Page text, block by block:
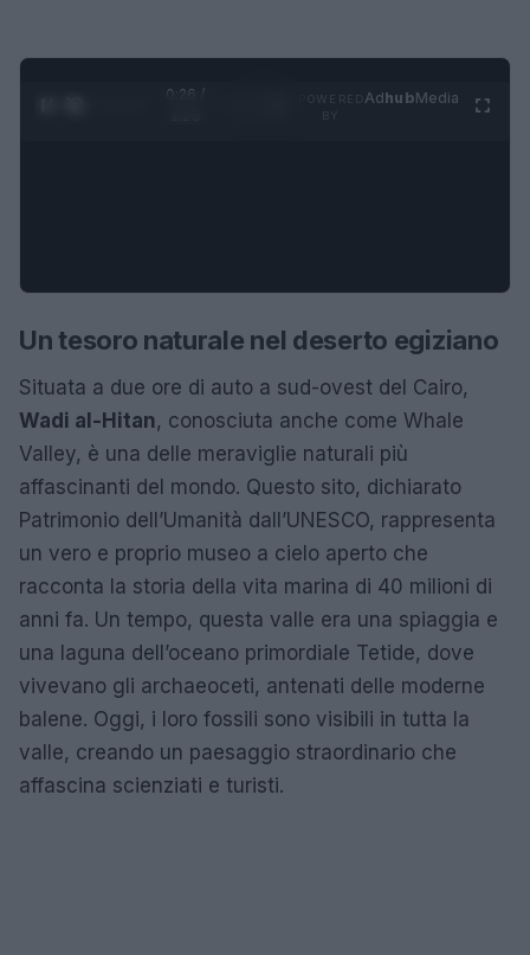
0:27 /
AdhubMedia
Un tesoro naturale nel deserto egiziano
Situata a due ore di auto a sud-ovest del Cairo,
Wadi al-Hitan, conosciuta anche come Whale
Valley, è una delle meraviglie naturali più
affascinanti del mondo. Questo sito, dichiarato
Patrimonio dell’Umanità dall’UNESCO, rappresenta
un vero e proprio museo a cielo aperto che
racconta la storia della vita marina di 40 milioni di
anni fa. Un tempo, questa valle era una spiaggia e
una laguna dell’oceano primordiale Tetide, dove
vivevano gli archaeoceti, antenati delle moderne
balene. Oggi, i loro fossili sono visibili in tutta la
valle, creando un paesaggio straordinario che
affascina scienziati e turisti.